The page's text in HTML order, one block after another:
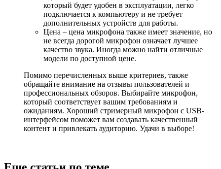
который будет удобен в эксплуатации, легко
подключается к компьютеру и не требует
дополнительных устройств для работы.
Цена – цена микрофона также имеет значение, но
не всегда дорогой микрофон означает лучшее
качество звука. Иногда можно найти отличные
модели по доступной цене.
Помимо перечисленных выше критериев, также
обращайте внимание на отзывы пользователей и
профессиональных обзоров. Выбирайте микрофон,
который соответствует вашим требованиям и
ожиданиям. Хороший стримерный микрофон с USB-
интерфейсом поможет вам создавать качественный
контент и привлекать аудиторию. Удачи в выборе!